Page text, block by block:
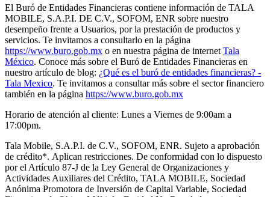
El Buró de Entidades Financieras contiene información de TALA
MOBILE, S.A.P.I. DE C.V., SOFOM, ENR sobre nuestro
desempeño frente a Usuarios, por la prestación de productos y
servicios. Te invitamos a consultarlo en la página
https://www.buro.gob.mx o en nuestra página de internet Tala
México. Conoce más sobre el Buró de Entidades Financieras en
nuestro artículo de blog: ¿Qué es el buró de entidades financieras? -
Tala Mexico. Te invitamos a consultar más sobre el sector financiero
también en la página https://www.buro.gob.mx
Horario de atención al cliente: Lunes a Viernes de 9:00am a
17:00pm.
Tala Mobile, S.A.P.I. de C.V., SOFOM, ENR. Sujeto a aprobación
de crédito*. Aplican restricciones. De conformidad con lo dispuesto
por el Artículo 87-J de la Ley General de Organizaciones y
Actividades Auxiliares del Crédito, TALA MOBILE, Sociedad
Anónima Promotora de Inversión de Capital Variable, Sociedad